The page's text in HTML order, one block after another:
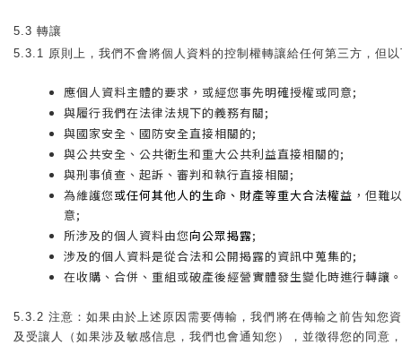
5.3 轉讓
5.3.1 原則上，我們不會將個人資料的控制權轉讓給任何第三方，但
應個人資料主體的要求，或經您事先明確授權或同意;
與履行我們在法律法規下的義務有關;
與國家安全、國防安全直接相關的;
與公共安全、公共衛生和重大公共利益直接相關的;
與刑事偵查、起訴、審判和執行直接相關;
為維護您或任何其他人的生命、財產等重大合法權益 ，但難
意;
所涉及的個人資料由您向公眾揭露;
涉及的個人資料是從合法和公開揭露的資訊中蒐集的;
在收購、合併、重組或破產後經營實體發生變化時進行轉讓。
5.3.2 注意：如果由於上述原因需要傳輸，我們將在傳輸之前告知您
及受讓人（如果涉及敏感信息，我們也會通知您），並徵得您的同意